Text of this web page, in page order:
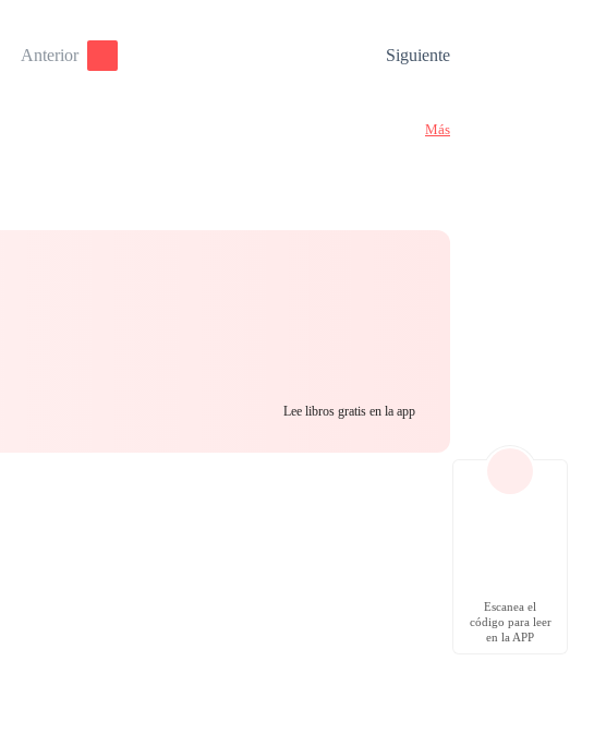
Anterior Siguiente
Más
Lee libros gratis en la app
Escanea el
código para leer
en la APP